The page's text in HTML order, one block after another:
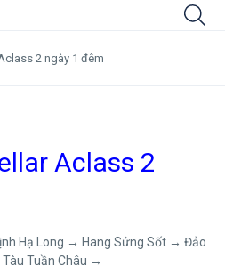
2 ngày 1 đêm
Aclass 2
Hạ Long → Hang Sửng Sốt → Đảo
Tuần Châu →